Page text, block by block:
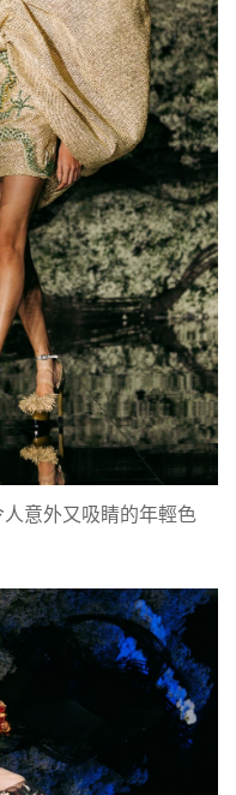
意外又吸睛的年輕色